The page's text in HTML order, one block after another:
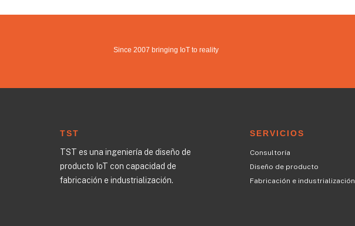
Since 2007 bringing IoT to reality
TST
TST es una ingeniería de diseño de
producto IoT con capacidad de
fabricación e industrialización.
SERVICIOS
Consultoría
Diseño de producto
Fabricación e industrialización